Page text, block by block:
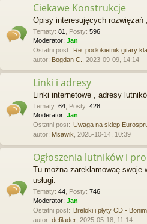
Ciekawe Konstrukcje
Opisy interesujęcych rozwięzań
Tematy: 81 Posty: 596
Moderator: Jan
Ostatni post: Re: podłokietnik gitary
autor: Bogdan C. , 2023-09-09, 14:14
Linki i adresy
Linki internetowe , adresy
Tematy: 64 Posty: 428
Moderator: Jan
Ostatni post: Uwaga na sklep
autor: Msawik , 2025-10-14, 10:39
Ogłoszenia lutników i
Tu można zareklamowaę
usługi.
Tematy: 44 Posty: 746
Moderator: Jan
Ostatni post: Breloki i płyty CD -
autor: defilader , 2025-05-18, 11:14